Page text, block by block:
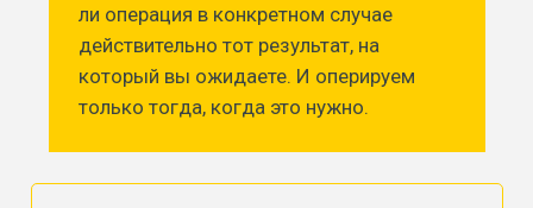
ли операция в конкретном случае
действительно тот результат, на
который вы ожидаете. И оперируем
только тогда, когда это нужно.